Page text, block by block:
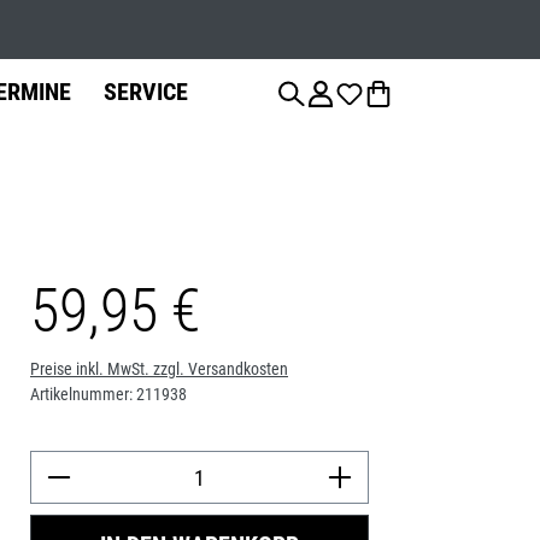
Fahrradteile
Sattelstützen
SERVICE
Fahrrad-
Montage
59,95 €
Preise inkl. MwSt. zzgl. Versandkosten
Artikelnummer:211938